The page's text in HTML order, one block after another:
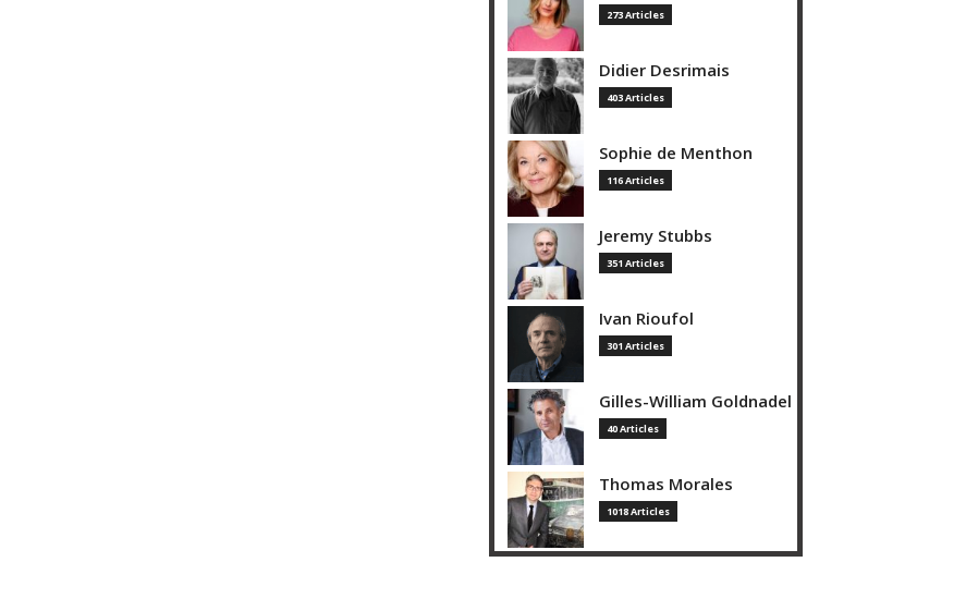
273 Articles
Didier Desrimais
403 Articles
Sophie de Menthon
116 Articles
Jeremy Stubbs
351 Articles
Ivan Rioufol
301 Articles
Gilles-William Goldnadel
40 Articles
Thomas Morales
1018 Articles